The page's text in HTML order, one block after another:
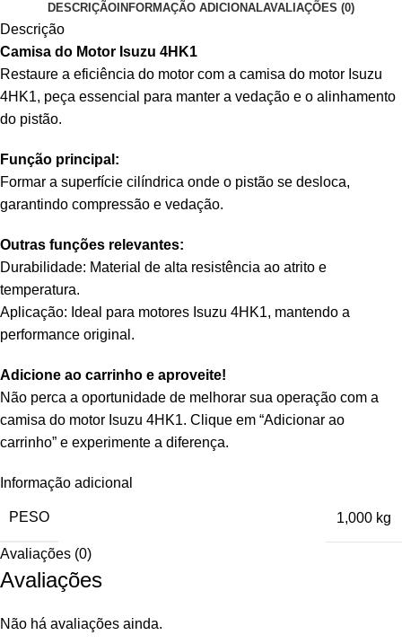
DESCRIÇÃO INFORMAÇÃO ADICIONALAVALIAÇÕES (0)
Descrição
Camisa do Motor Isuzu 4HK1
Restaure a eficiência do motor com a camisa do motor Isuzu
4HK1, peça essencial para manter a vedação e o alinhamento
do pistão.
Função principal:
Formar a superfície cilíndrica onde o pistão se desloca,
garantindo compressão e vedação.
Outras funções relevantes:
Durabilidade: Material de alta resistência ao atrito e
temperatura.
Aplicação: Ideal para motores Isuzu 4HK1, mantendo a
performance original.
Adicione ao carrinho e aproveite!
Não perca a oportunidade de melhorar sua operação com a
camisa do motor Isuzu 4HK1. Clique em “Adicionar ao
carrinho” e experimente a diferença.
Informação adicional
PESO 1,000 kg
Avaliações (0)
Avaliações
Não há avaliações ainda.